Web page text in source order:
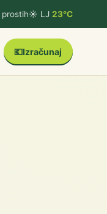
prostih☀️ LJ 23°C
💶Izračunaj